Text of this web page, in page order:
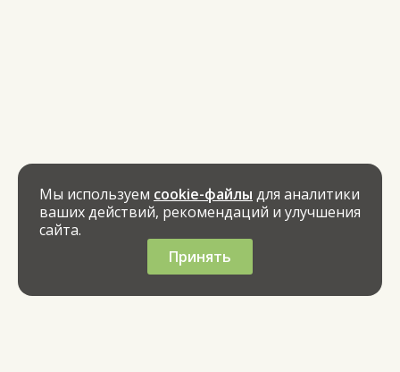
Мы используем cookie-файлы для аналитики
ваших действий, рекомендаций и улучшения
сайта.
Принять